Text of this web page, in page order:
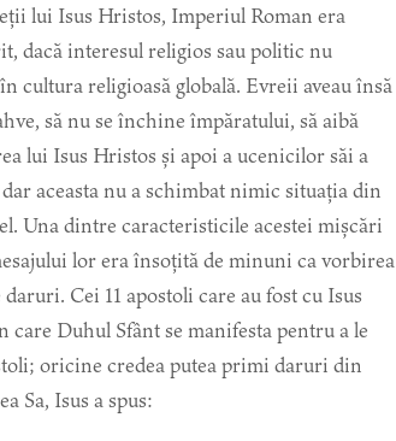
lui Isus Hristos, Imperiul Roman era
dacă interesul religios sau politic nu
religioasă globală. Evreii aveau însă
să nu se închine împăratului, să aibă
lui Isus Hristos și apoi a ucenicilor săi a
aceasta nu a schimbat nimic situația din
Una dintre caracteristicile acestei mișcări
lor era însoțită de minuni ca vorbirea
Cei 11 apostoli care au fost cu Isus
Duhul Sfânt se manifesta pentru a le
oricine credea putea primi daruri din
Sa, Isus a spus: